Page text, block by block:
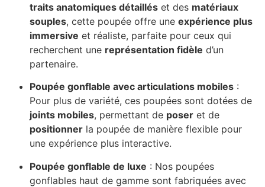
traits anatomiques détaillés et des matériaux
souples, cette poupée offre une expérience plus
immersive et réaliste, parfaite pour ceux qui
recherchent une représentation fidèle d’un
partenaire.
Poupée gonflable avec articulations mobiles :
Pour plus de variété, ces poupées sont dotées de
joints mobiles, permettant de poser et de
positionner la poupée de manière flexible pour
une expérience plus interactive.
Poupée gonflable de luxe : Nos poupées
gonflables haut de gamme sont fabriquées avec